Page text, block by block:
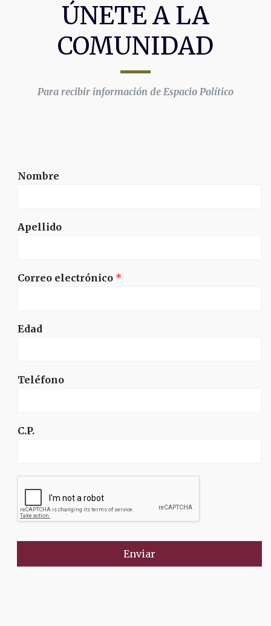
ÚNETE A LA
COMUNIDAD
Para recibir información de Espacio Político
Nombre
Apellido
Correo electrónico *
Edad
Teléfono
C.P.
Enviar